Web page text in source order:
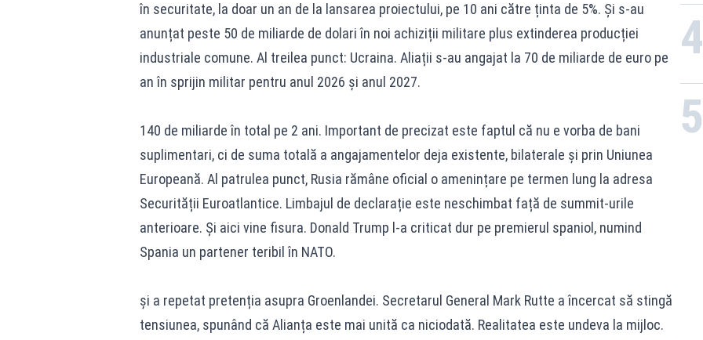
în securitate, la doar un an de la lansarea proiectului, pe 10 ani către ținta de 5%. Și s-au
anunțat peste 50 de miliarde de dolari în noi achiziții militare plus extinderea producției
industriale comune. Al treilea punct: Ucraina. Aliații s-au angajat la 70 de miliarde de euro pe
an în sprijin militar pentru anul 2026 și anul 2027.
140 de miliarde în total pe 2 ani. Important de precizat este faptul că nu e vorba de bani
suplimentari, ci de suma totală a angajamentelor deja existente, bilaterale și prin Uniunea
Europeană. Al patrulea punct, Rusia rămâne oficial o amenințare pe termen lung la adresa
Securității Euroatlantice. Limbajul de declarație este neschimbat față de summit-urile
anterioare. Și aici vine fisura. Donald Trump l-a criticat dur pe premierul spaniol, numind
Spania un partener teribil în NATO.
și a repetat pretenția asupra Groenlandei. Secretarul General Mark Rutte a încercat să stingă
tensiunea, spunând că Alianța este mai unită ca niciodată. Realitatea este undeva la mijloc.
4
5